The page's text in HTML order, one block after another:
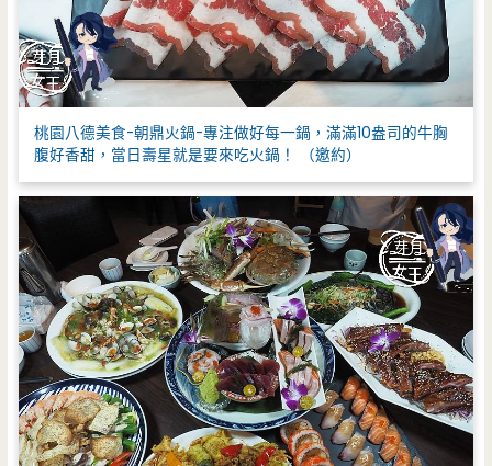
桃園八德美食-朝鼎火鍋-專注做好每一鍋，滿滿10盎司的牛胸
腹好香甜，當日壽星就是要來吃火鍋！ （邀約）